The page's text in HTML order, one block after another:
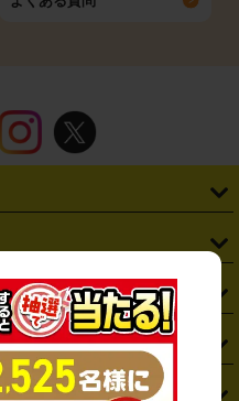
知県 ・静岡県 ・岐阜県
川県 ・福井県 ・大阪府
歌山県 ・奈良県 ・ 三重県
池袋駅 ・渋谷駅 ・東京駅
船橋駅 ・柏駅 ・名古屋駅
都駅 ・広島駅 博多駅
・仙台空港
・羽田空港
・仙台市